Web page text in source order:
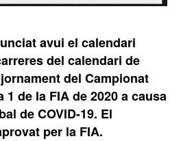
avui el calendari
del calendari de
del Campionat
de la FIA de 2020 a causa
de COVID-19. El
per la FIA.